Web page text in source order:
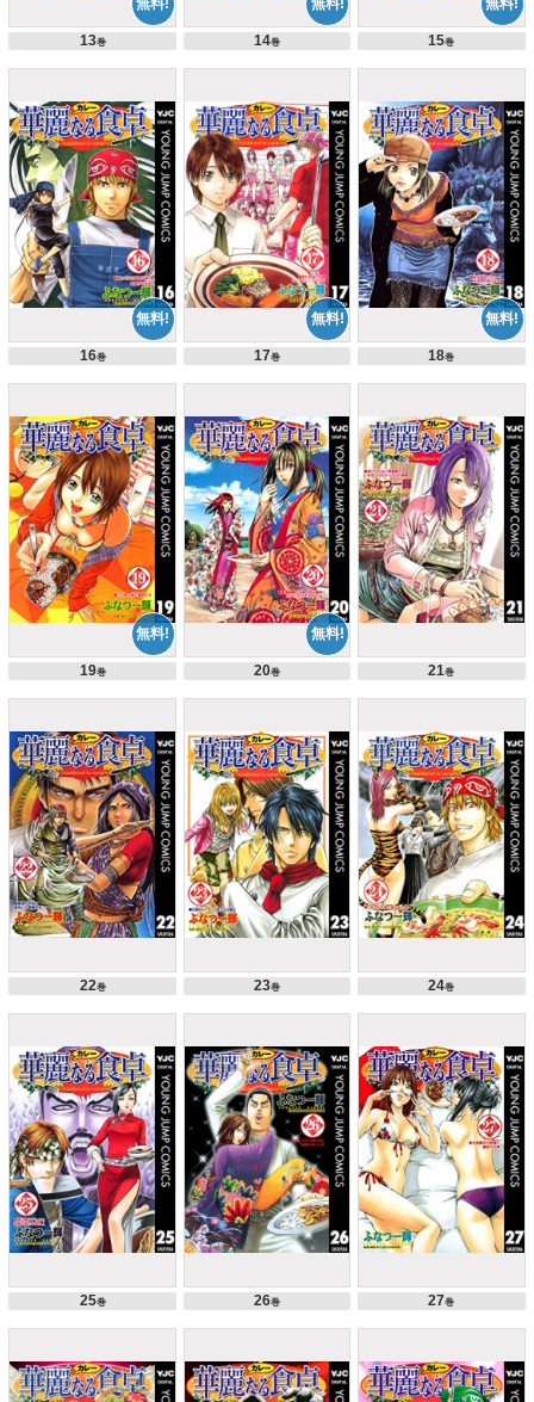
13巻 14巻 15巻
16巻 17巻 18巻
19巻 20巻 21巻
22巻 23巻 24巻
25巻 26巻 27巻